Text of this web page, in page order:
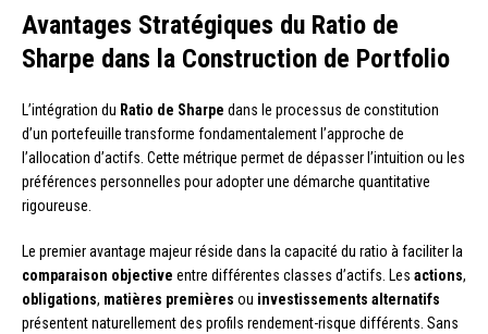
Avantages Stratégiques du Ratio de
Sharpe dans la Construction de Portfolio
L’intégration du Ratio de Sharpe dans le processus de constitution
d’un portefeuille transforme fondamentalement l’approche de
l’allocation d’actifs. Cette métrique permet de dépasser l’intuition ou les
préférences personnelles pour adopter une démarche quantitative
rigoureuse.
Le premier avantage majeur réside dans la capacité du ratio à faciliter la
comparaison objective entre différentes classes d’actifs. Les actions,
obligations, matières premières ou investissements alternatifs
présentent naturellement des profils rendement-risque différents. Sans